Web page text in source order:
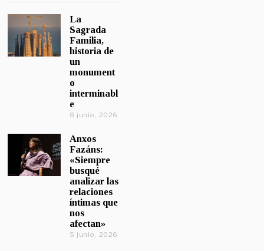
La
Sagrada
Familia,
historia de
un
monument
o
interminabl
e
8 junio, 2026
Anxos
Fazáns:
«Siempre
busqué
analizar las
relaciones
íntimas que
nos
afectan»
5 junio, 2026